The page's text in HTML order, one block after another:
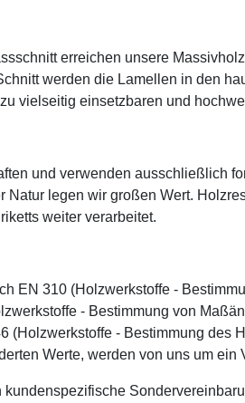
erreichen unsere
werden die Lamellen in den
vielseitig einsetzbaren und
und verwenden ausschließlich
legen wir großen Wert.
weiter verarbeitet.
EN 310 (Holzwerkstoffe -
- Bestimmung von
(Holzwerkstoffe - Bestimmung des
Werte, werden von uns um ein